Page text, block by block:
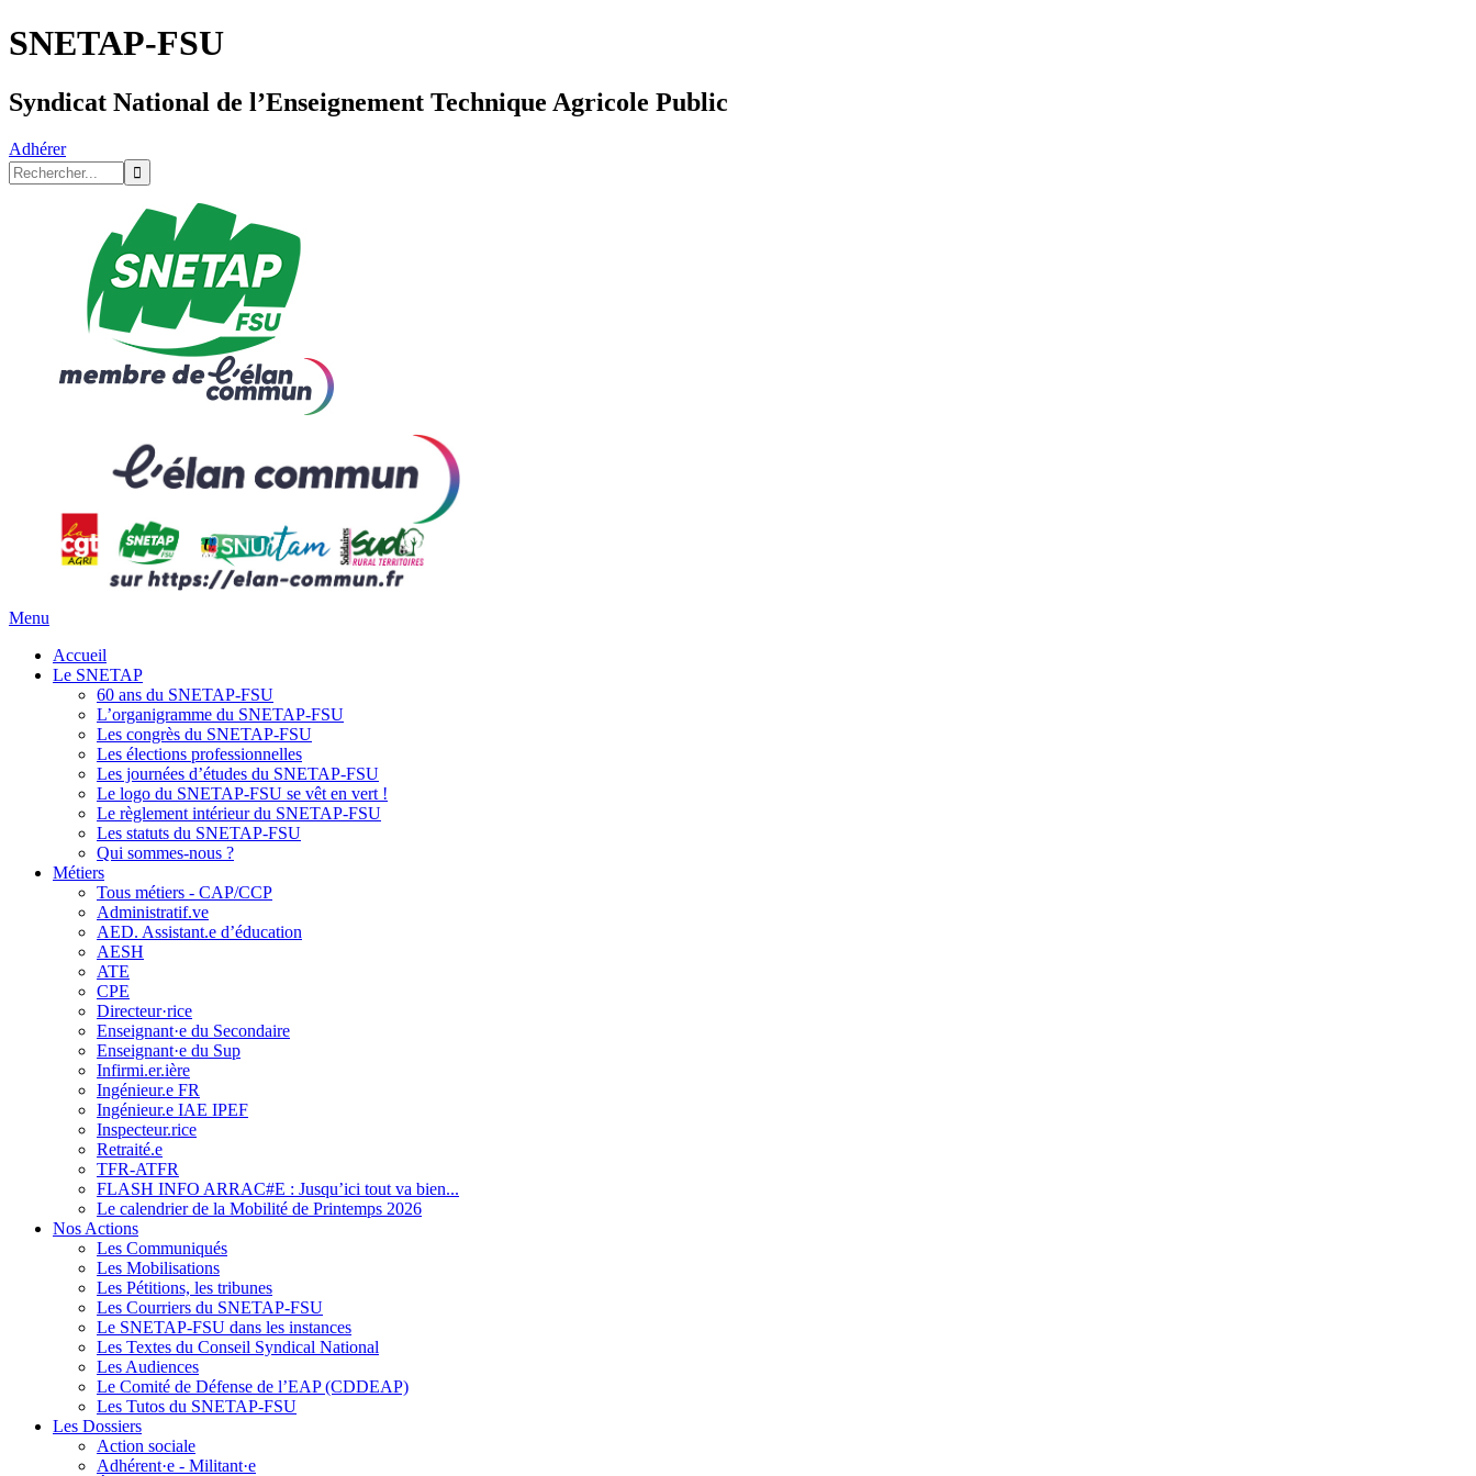
SNETAP-FSU
Syndicat National de l’Enseignement Technique Agricole Public
Adhérer
Menu
Accueil
Le SNETAP
60 ans du SNETAP-FSU
L’organigramme du SNETAP-FSU
Les congrès du SNETAP-FSU
Les élections professionnelles
Les journées d’études du SNETAP-FSU
Le logo du SNETAP-FSU se vêt en vert !
Le règlement intérieur du SNETAP-FSU
Les statuts du SNETAP-FSU
Qui sommes-nous ?
Métiers
Tous métiers - CAP/CCP
Administratif.ve
AED. Assistant.e d’éducation
AESH
ATE
CPE
Directeur·rice
Enseignant·e du Secondaire
Enseignant·e du Sup
Infirmi.er.ière
Ingénieur.e FR
Ingénieur.e IAE IPEF
Inspecteur.rice
Retraité.e
TFR-ATFR
FLASH INFO ARRAC#E : Jusqu’ici tout va bien...
Le calendrier de la Mobilité de Printemps 2026
Nos Actions
Les Communiqués
Les Mobilisations
Les Pétitions, les tribunes
Les Courriers du SNETAP-FSU
Le SNETAP-FSU dans les instances
Les Textes du Conseil Syndical National
Les Audiences
Le Comité de Défense de l’EAP (CDDEAP)
Les Tutos du SNETAP-FSU
Les Dossiers
Action sociale
Adhérent·e - Militant·e